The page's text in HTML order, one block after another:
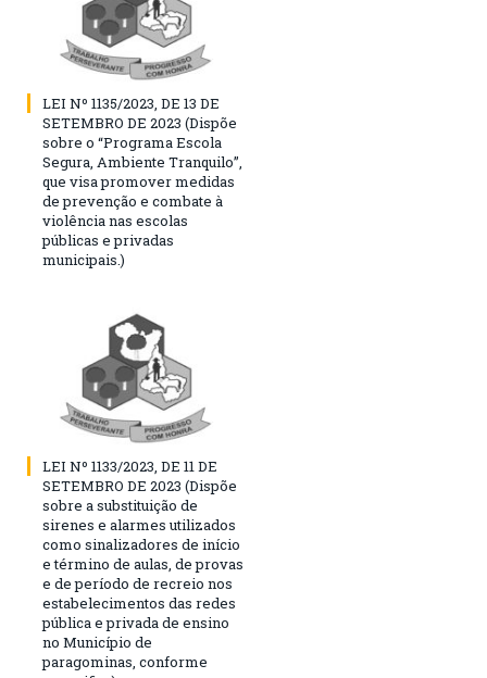
LEI Nº 1135/2023, DE 13 DE
SETEMBRO DE 2023 (Dispõe
sobre o “Programa Escola
Segura, Ambiente Tranquilo”,
que visa promover medidas
de prevenção e combate à
violência nas escolas
públicas e privadas
municipais.)
LEI Nº 1133/2023, DE 11 DE
SETEMBRO DE 2023 (Dispõe
sobre a substituição de
sirenes e alarmes utilizados
como sinalizadores de início
e término de aulas, de provas
e de período de recreio nos
estabelecimentos das redes
pública e privada de ensino
no Município de
paragominas, conforme